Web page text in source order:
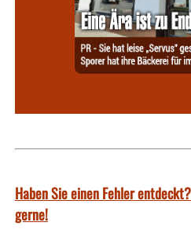
Haben Sie einen Fehler
gerne!